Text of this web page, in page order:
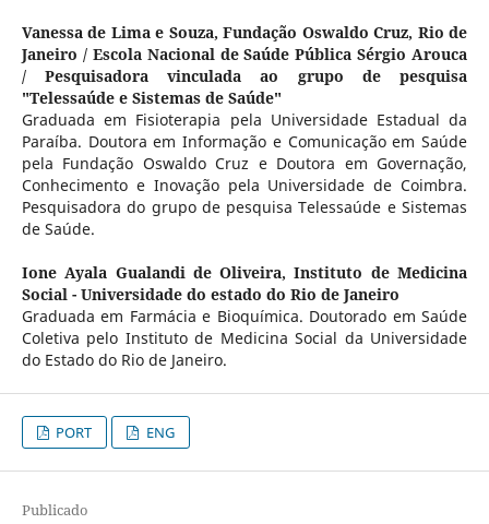
Vanessa de Lima e Souza,Fundação Oswaldo Cruz, Rio de
Janeiro / Escola Nacional de Saúde Pública Sérgio Arouca
/ Pesquisadora vinculada ao grupo de pesquisa
"Telessaúde e Sistemas de Saúde"
Graduada em Fisioterapia pela Universidade Estadual da
Paraíba. Doutora em Informação e Comunicação em Saúde
pela Fundação Oswaldo Cruz e Doutora em Governação,
Conhecimento e Inovação pela Universidade de Coimbra.
Pesquisadora do grupo de pesquisa Telessaúde e Sistemas
de Saúde.
Ione Ayala Gualandi de Oliveira,Instituto de Medicina
Social - Universidade do estado do Rio de Janeiro
Graduada em Farmácia e Bioquímica. Doutorado em Saúde
Coletiva pelo Instituto de Medicina Social da Universidade
do Estado do Rio de Janeiro.
PORT ENG
Publicado